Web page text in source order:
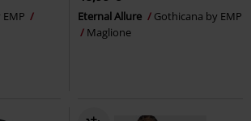
EMP
Eternal Allure
Gothicana by EMP
Maglione